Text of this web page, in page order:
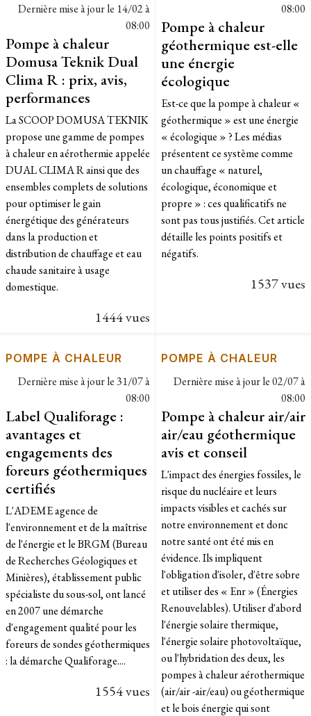
Dernière mise à jour le 14/02 à
08:00
Pompe à chaleur
Domusa Teknik Dual
Clima R : prix, avis,
performances
La SCOOP DOMUSA TEKNIK
propose une gamme de pompes
à chaleur en aérothermie appelée
DUAL CLIMA R ainsi que des
ensembles complets de solutions
pour optimiser le gain
énergétique des générateurs
dans la production et
distribution de chauffage et eau
chaude sanitaire à usage
domestique.
1444 vues
08:00
Pompe à chaleur
géothermique est-elle
une énergie
écologique
Est-ce que la pompe à chaleur «
géothermique » est une énergie
« écologique » ? Les médias
présentent ce système comme
un chauffage « naturel,
écologique, économique et
propre » : ces qualificatifs ne
sont pas tous justifiés. Cet article
détaille les points positifs et
négatifs.
1537 vues
POMPE À CHALEUR
Dernière mise à jour le 31/07 à
08:00
Label Qualiforage :
avantages et
engagements des
foreurs géothermiques
certifiés
L'ADEME agence de
l'environnement et de la maîtrise
de l'énergie et le BRGM (Bureau
de Recherches Géologiques et
Minières), établissement public
spécialiste du sous-sol, ont lancé
en 2007 une démarche
d'engagement qualité pour les
foreurs de sondes géothermiques
: la démarche Qualiforage....
1554 vues
POMPE À CHALEUR
Dernière mise à jour le02/07 à
08:00
Pompe à chaleur air/air
air/eau géothermique
avis et conseil
L'impact des énergies fossiles, le
risque du nucléaire et leurs
impacts visibles et cachés sur
notre environnement et donc
notre santé ont été mis en
évidence. Ils impliquent
l'obligation d'isoler, d'être sobre
et utiliser des « Enr » (Énergies
Renouvelables). Utiliser d'abord
l'énergie solaire thermique,
l'énergie solaire photovoltaïque,
ou l'hybridation des deux, les
pompes à chaleur aérothermique
(air/air -air/eau) ou géothermique
et le bois énergie qui sont